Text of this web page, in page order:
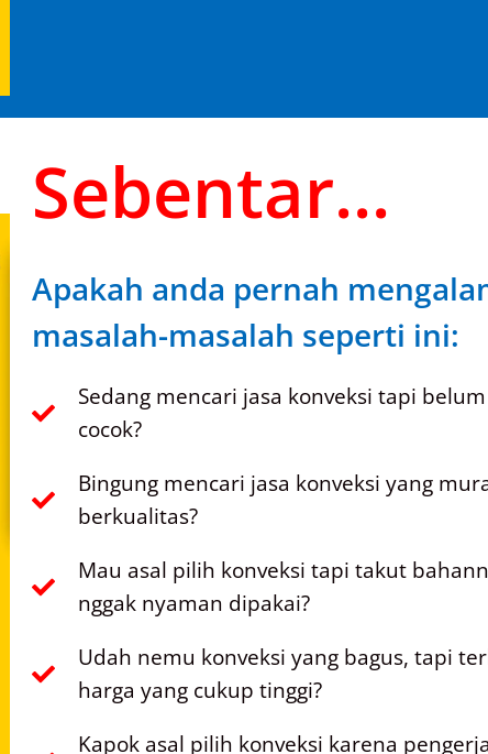
Sebentar...
Apakah anda pernah
masalah-masalah seperti ini:
Sedang mencari jasa konveksi tapi
cocok?
Bingung mencari jasa konveksi yang
berkualitas?
Mau asal pilih konveksi tapi takut
nggak nyaman dipakai?
Udah nemu konveksi yang bagus, tapi
harga yang cukup tinggi?
Kapok asal pilih konveksi karena